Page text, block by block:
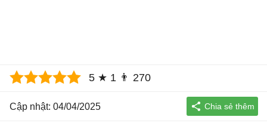
5 ★ 1 👨 270
Cập nhật: 04/04/2025